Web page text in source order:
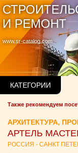
www.sr-catalog.com
И РЕМОНТ
КАТЕГОРИИ
Также рекомендуем
АРХИТЕКТУРА,
АРТЕЛЬ
РОССИЯ - САНКТ